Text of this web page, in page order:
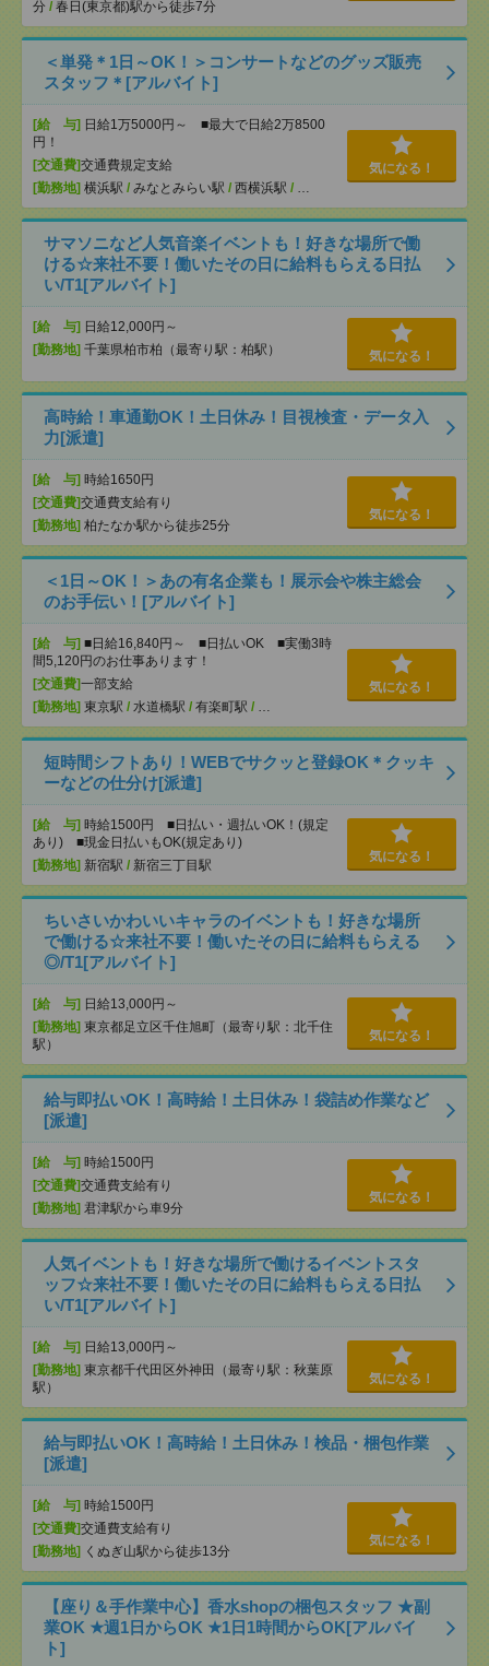
分 / 春日(東京都)駅から徒歩7分
＜単発＊1日～OK！＞コンサートなどのグッズ販売
スタッフ＊[アルバイト]
[給 与] 日給1万5000円～ ■最大で日給2万8500
円！
[交通費]交通費規定支給
[勤務地] 横浜駅 / みなとみらい駅 / 西横浜駅 / …
気になる！
サマソニなど人気音楽イベントも！好きな場所で働
ける☆来社不要！働いたその日に給料もらえる日払
い/T1[アルバイト]
[給 与] 日給12,000円～
[勤務地] 千葉県柏市柏（最寄り駅：柏駅） 気になる！
高時給！車通勤OK！土日休み！目視検査・データ入
力[派遣]
[給 与] 時給1650円
[交通費]交通費支給有り
[勤務地] 柏たなか駅から徒歩25分
気になる！
＜1日～OK！＞あの有名企業も！展示会や株主総会
のお手伝い！[アルバイト]
[給 与] ■日給16,840円～ ■日払いOK ■実働3時
間5,120円のお仕事あります！
[交通費]一部支給
[勤務地] 東京駅 / 水道橋駅 / 有楽町駅 / …
気になる！
短時間シフトあり！WEBでサクッと登録OK＊クッキ
ーなどの仕分け[派遣]
[給 与] 時給1500円 ■日払い・週払いOK！(規定
あり) ■現金日払いもOK(規定あり)
[勤務地] 新宿駅 / 新宿三丁目駅
気になる！
ちいさいかわいいキャラのイベントも！好きな場所
で働ける☆来社不要！働いたその日に給料もらえる
◎/T1[アルバイト]
[給 与] 日給13,000円～
[勤務地] 東京都足立区千住旭町（最寄り駅：北千住
駅）
気になる！
給与即払いOK！高時給！土日休み！袋詰め作業など
[派遣]
[給 与] 時給1500円
[交通費]交通費支給有り
[勤務地] 君津駅から車9分
気になる！
人気イベントも！好きな場所で働けるイベントスタ
ッフ☆来社不要！働いたその日に給料もらえる日払
い/T1[アルバイト]
[給 与] 日給13,000円～
[勤務地] 東京都千代田区外神田（最寄り駅：秋葉原
駅）
気になる！
給与即払いOK！高時給！土日休み！検品・梱包作業
[派遣]
[給 与] 時給1500円
[交通費]交通費支給有り
[勤務地] くぬぎ山駅から徒歩13分
気になる！
【座り＆手作業中心】香水shopの梱包スタッフ ★副
業OK ★週1日からOK ★1日1時間からOK[アルバイ
ト]